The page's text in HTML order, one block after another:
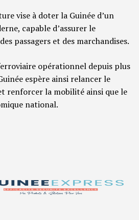
vise à doter la Guinée d’un
capable d’assurer le
passagers et des marchandises.
opérationnel depuis plus
espère ainsi relancer le
renforcer la mobilité ainsi que le
national.